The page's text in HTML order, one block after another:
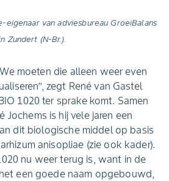
eigenaar van adviesbureau GroeiBalans
Zundert (N-Br.).
moeten die alleen weer even
zegt René van Gastel
1020 ter sprake komt. Samen
Jochems is hij vele jaren een
dit biologische middel op basis
anisopliae (zie ook kader).
nu weer terug is, want in de
een goede naam opgebouwd,